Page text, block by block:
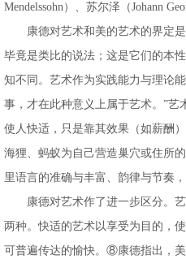
Mendelssohn）、苏尔泽（Johann
康德对艺术和美的艺术的界定是
毕竟是类比的说法；这是它们的本
知不同。艺术作为实践能力与理论
事，才在此种意义上属于艺术。”
使人快适，只是靠其效果（如薪酬
海狸、蚂蚁为自己营造巢穴或住所
里语言的准确与丰富、韵律与节奏
康德对艺术作了进一步区分。艺
两种。快适的艺术以享受为目的，
可普遍传达的愉快。⑧康德指出，